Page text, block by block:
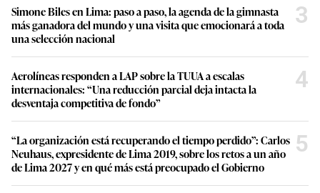
Simone Biles en Lima: paso a paso, la agenda de la gimnasta
más ganadora del mundo y una visita que emocionará a toda
una selección nacional
3
Aerolíneas responden a LAP sobre la TUUA a escalas
internacionales: “Una reducción parcial deja intacta la
desventaja competitiva de fondo”
4
“La organización está recuperando el tiempo perdido”: Carlos
Neuhaus, expresidente de Lima 2019, sobre los retos a un año
de Lima 2027 y en qué más está preocupado el Gobierno
5